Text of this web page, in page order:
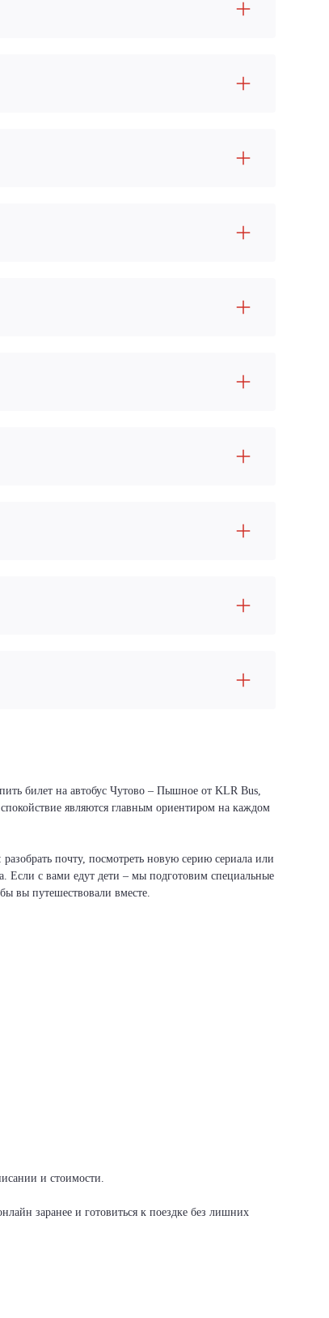
билет на автобус Чутово – Пышное от KLR Bus,
являются главным ориентиром на каждом
почту, посмотреть новую серию сериала или
Если с вами едут дети – мы подготовим специальные
вы путешествовали вместе.
и стоимости.
заранее и готовиться к поездке без лишних